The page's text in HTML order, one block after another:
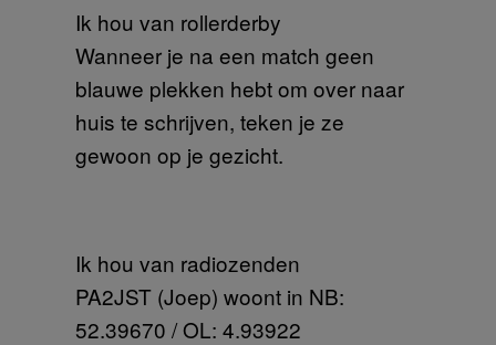
Ik hou van rollerderby
Wanneer je na een match geen
blauwe plekken hebt om over naar
huis te schrijven, teken je ze
gewoon op je gezicht.
Ik hou van radiozenden
PA2JST (Joep) woont in NB:
52.39670 / OL: 4.93922